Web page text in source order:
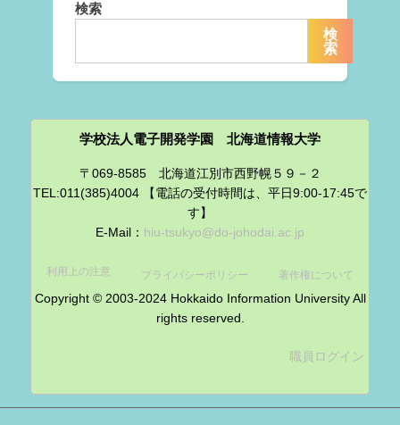
検索
検
索
学校法人電子開発学園 北海道情報大学
〒069-8585 北海道江別市西野幌５９－２
TEL:011(385)4004 【電話の受付時間は、平日9:00-17:45で
す】
E-Mail： hiu-tsukyo@do-johodai.ac.jp
利用上の注意 プライバシーポリシー 著作権について
Copyright © 2003-2024 Hokkaido Information University All
rights reserved.
職員ログイン